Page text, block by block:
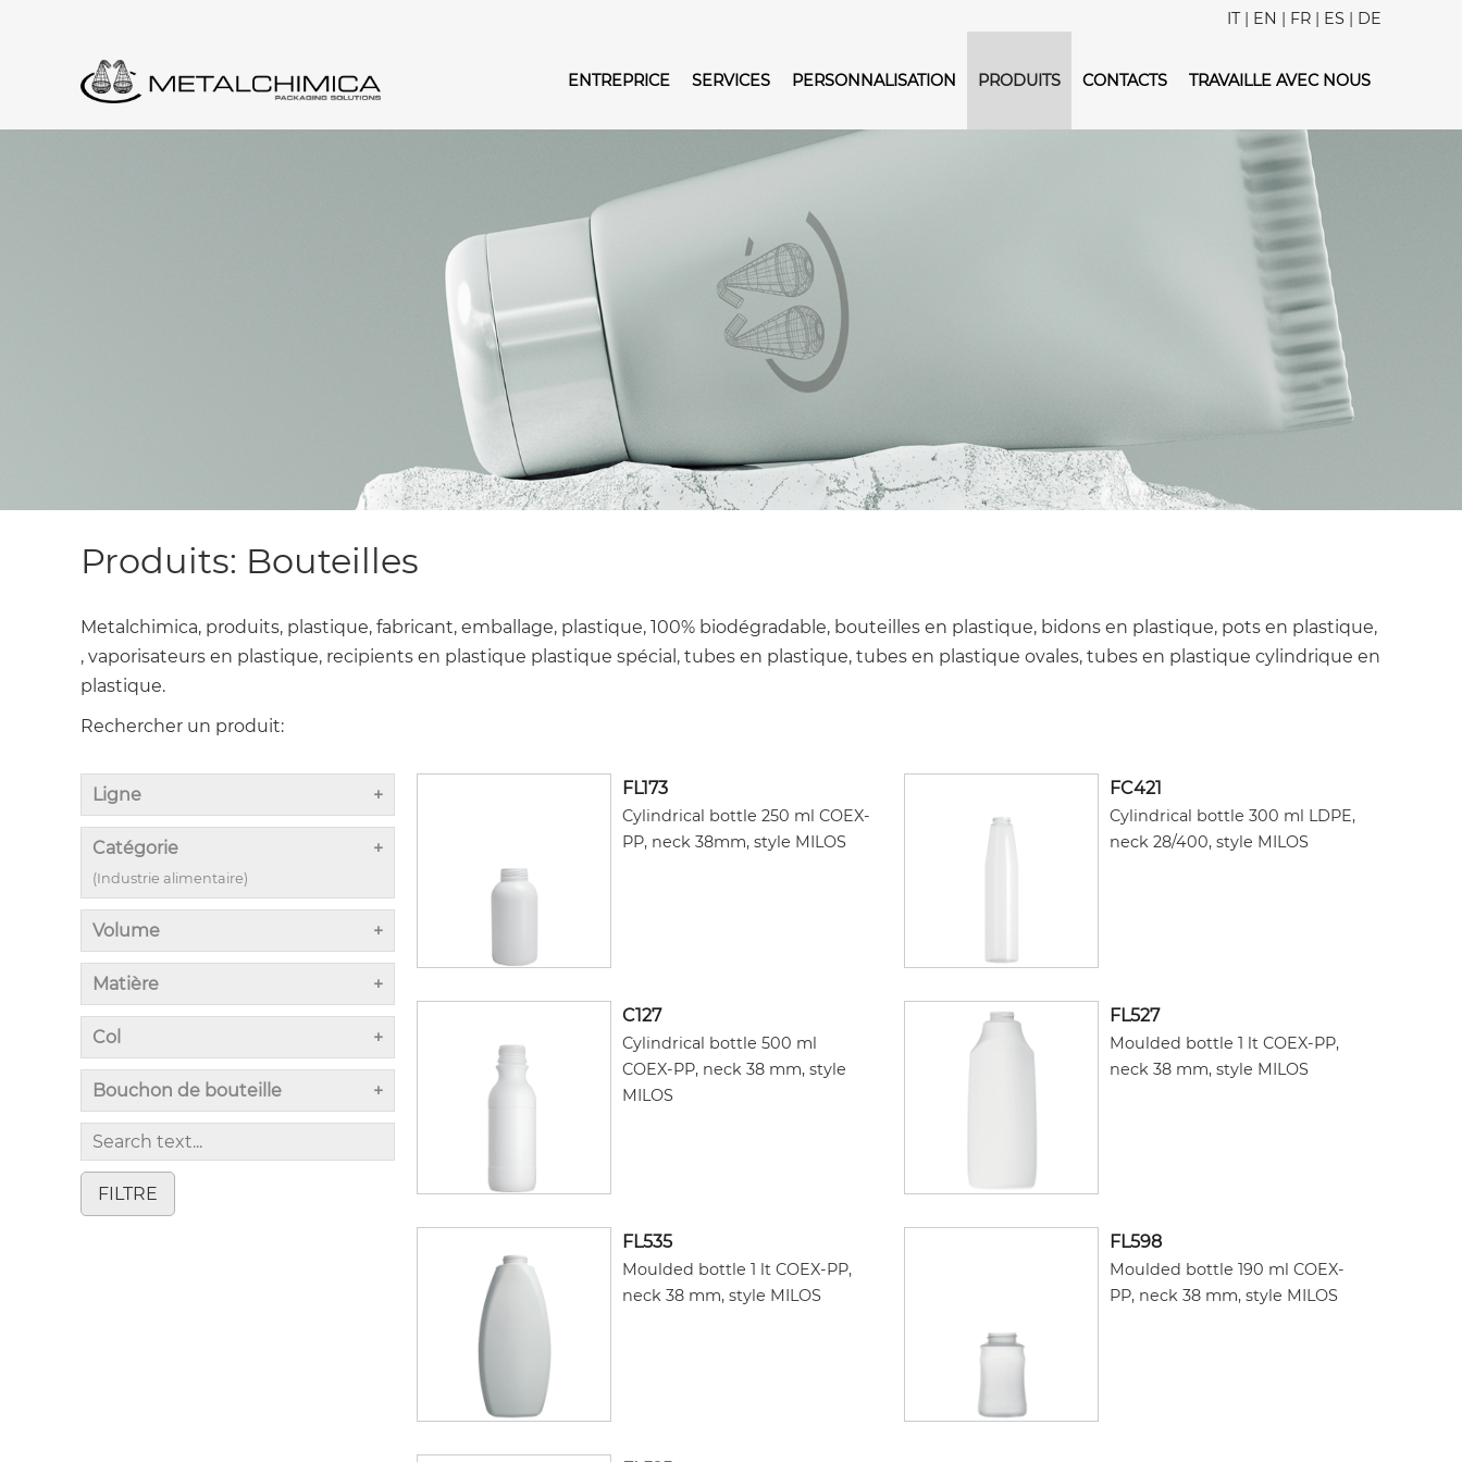
IT| EN | FR | ES | DE
ENTREPRICE SERVICES PERSONNALISATION PRODUITS CONTACTS TRAVAILLE AVEC NOUS
Produits: Bouteilles
Metalchimica, produits, plastique, fabricant, emballage, plastique, 100% biodégradable, bouteilles en plastique, bidons en plastique, pots en plastique,
, vaporisateurs en plastique, recipients en plastique plastique spécial, tubes en plastique, tubes en plastique ovales, tubes en plastique cylindrique en
plastique.
Rechercher un produit:
Ligne
Catégorie
(Industrie alimentaire)
Volume
Matière
Col
Bouchon de bouteille
FL173
Cylindrical bottle 250 ml COEX-
PP, neck 38mm, style MILOS
FC421
Cylindrical bottle 300 ml LDPE,
neck 28/400, style MILOS
C127
Cylindrical bottle 500 ml
COEX-PP, neck 38 mm, style
MILOS
FL527
Moulded bottle 1 lt COEX-PP,
neck 38 mm, style MILOS
FL535
Moulded bottle 1 lt COEX-PP,
neck 38 mm, style MILOS
FL598
Moulded bottle 190 ml COEX-
PP, neck 38 mm, style MILOS